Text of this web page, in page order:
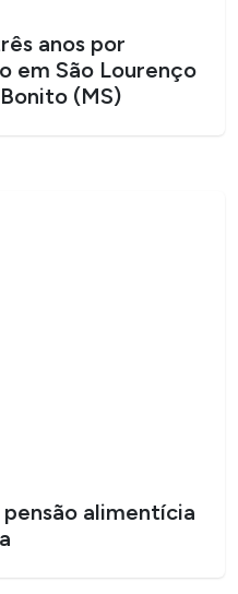
anos por
em São Lourenço
(MS)
alimentícia